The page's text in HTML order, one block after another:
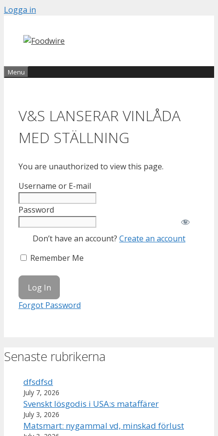
Skip
content
Logga in
Menu
V&S LANSERAR VINLÅDA
MED STÄLLNING
You are unauthorized to view this page.
Username or E-mail
Password
Don’t have an account? Create an account
Remember Me
Forgot Password
Senaste rubrikerna
dfsdfsd
July 7, 2026
Svenskt lösgodis i USA:s mataffärer
July 3, 2026
Matsmart: nygammal vd, minskad förlust